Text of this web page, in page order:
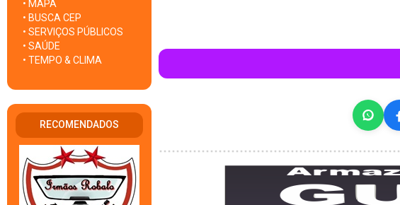
• MAPA
• BUSCA CEP
• SERVIÇOS PÚBLICOS
• SAÚDE
• TEMPO & CLIMA
RECOMENDADOS